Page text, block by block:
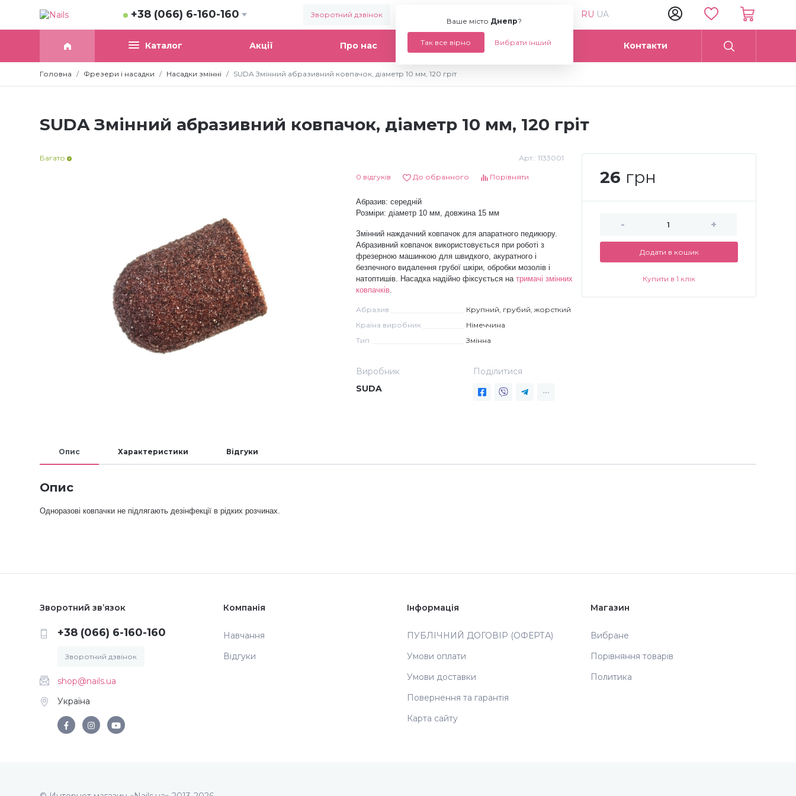
+38 (066) 6-160-160 Зворотний дзвінок
Ваше місто Днепр?
Так все вірно Вибрати інший
RU UA
Каталог Акції Про нас Статті Опт Контакти
Головна Фрезери і насадки Насадки змінні SUDA Змінний абразивний ковпачок, діаметр 10 мм, 120 гріт
SUDA Змінний абразивний ковпачок, діаметр 10 мм, 120 гріт
Багато Арт.: 1133001
0 відгуків До обранного Порівняти
Абразив: середній
Розміри: діаметр 10 мм, довжина 15 мм
Змінний наждачний ковпачок для апаратного педикюру.
Абразивний ковпачок використовується при роботі з
фрезерною машинкою для швидкого, акуратного і
безпечного видалення грубої шкіри, обробки мозолів і
натоптишів. Насадка надійно фіксується на тримачі змінних
ковпачків.
Абразив
Крупний, грубий, жорсткий
Країна виробник
Німеччина
Тип
Змінна
Виробник
SUDA
Поділитися
26 грн
- +
Додати в кошик
Купити в 1 клік
Опис Характеристики Відгуки
Опис
Одноразові ковпачки не підлягають дезінфекції в рідких розчинах.
Зворотний зв’язок
+38 (066) 6-160-160
Зворотний дзвінок
shop@nails.ua
Україна
Компанія
Навчання
Відгуки
Інформація
ПУБЛІЧНИЙ ДОГОВІР (ОФЕРТА)
Умови оплати
Умови доставки
Повернення та гарантія
Карта сайту
Магазин
Вибране
Порівняння товарів
Политика